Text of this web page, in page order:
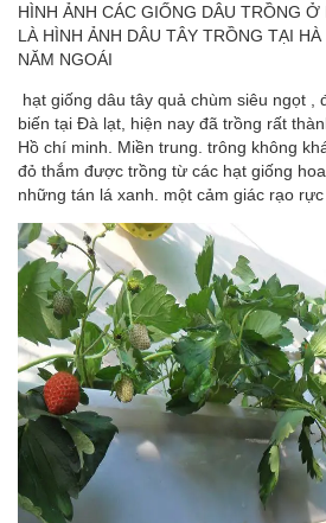
HÌNH ẢNH CÁC GIỐNG DÂU TRỒNG
LÀ HÌNH ẢNH DÂU TÂY TRỒNG TẠI
NĂM NGOÁI
hạt giống dâu tây quả chùm siêu ngọt ,
biến tại Đà lạt, hiện nay đã trồng rất
Hồ chí minh. Miền trung. trông không
đỏ thắm được trồng từ các hạt giống hoa
những tán lá xanh. một cảm giác rạo